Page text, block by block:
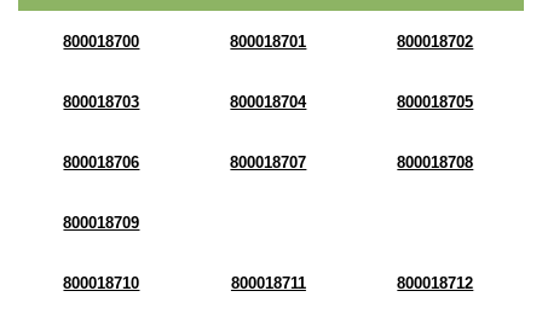
800018700 800018701 800018702
800018703 800018704 800018705
800018706 800018707 800018708
800018709
800018710 800018711 800018712